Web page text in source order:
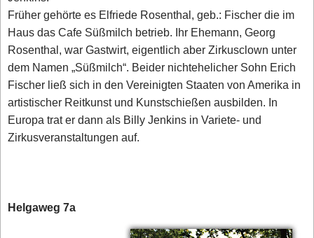
Früher gehörte es Elfriede Rosenthal, geb.: Fischer die im
Haus das Cafe Süßmilch betrieb. Ihr Ehemann, Georg
Rosenthal, war Gastwirt, eigentlich aber Zirkusclown unter
dem Namen „Süßmilch“. Beider nichtehelicher Sohn Erich
Fischer ließ sich in den Vereinigten Staaten von Amerika in
artistischer Reitkunst und Kunstschießen ausbilden. In
Europa trat er dann als Billy Jenkins in Variete- und
Zirkusveranstaltungen auf.
Helgaweg 7a